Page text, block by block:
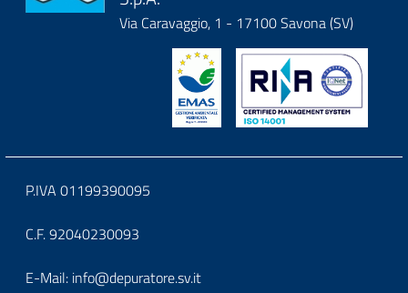
block-
logoeintestazionedelsito
Via Caravaggio, 1 - 17100 Savona (SV)
Block
it-
block-
P.IVA 01199390095
C.F. 92040230093
E-Mail: info@depuratore.sv.it